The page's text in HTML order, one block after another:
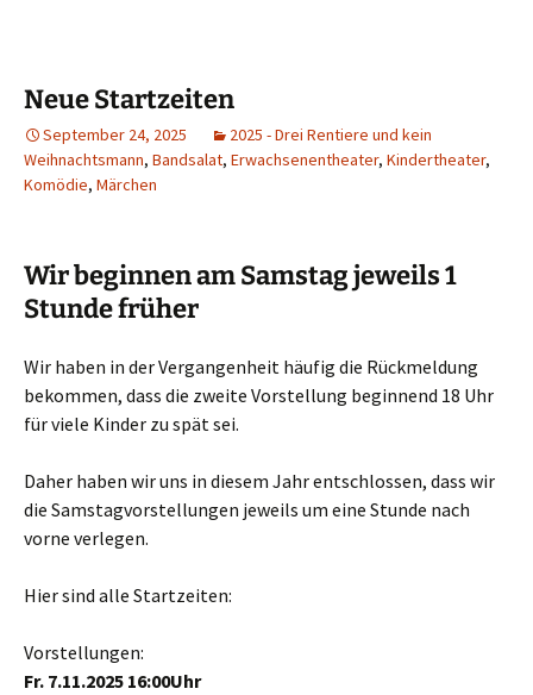
Neue Startzeiten
September 24, 2025
2025 - Drei Rentiere und kein
Weihnachtsmann, Bandsalat, Erwachsenentheater, Kindertheater,
Komödie, Märchen
Wir beginnen am Samstag jeweils 1
Stunde früher
Wir haben in der Vergangenheit häufig die Rückmeldung
bekommen, dass die zweite Vorstellung beginnend 18 Uhr
für viele Kinder zu spät sei.
Daher haben wir uns in diesem Jahr entschlossen, dass wir
die Samstagvorstellungen jeweils um eine Stunde nach
vorne verlegen.
Hier sind alle Startzeiten:
Vorstellungen:
Fr. 7.11.2025 16:00Uhr